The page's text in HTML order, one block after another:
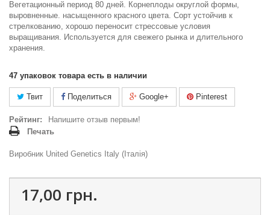
Вегетационный период 80 дней. Корнеплоды округлой формы,
выровненные. насыщенного красного цвета. Сорт устойчив к
стрелкованию, хорошо переносит стрессовые условия
выращивания. Используется для свежего рынка и длительного
хранения.
47 упаковок товара есть в наличии
Твит Поделиться Google+ Pinterest
Рейтинг:
Напишите отзыв первым!
Печать
Виробник United Genetics Italy (Італія)
17,00 грн.